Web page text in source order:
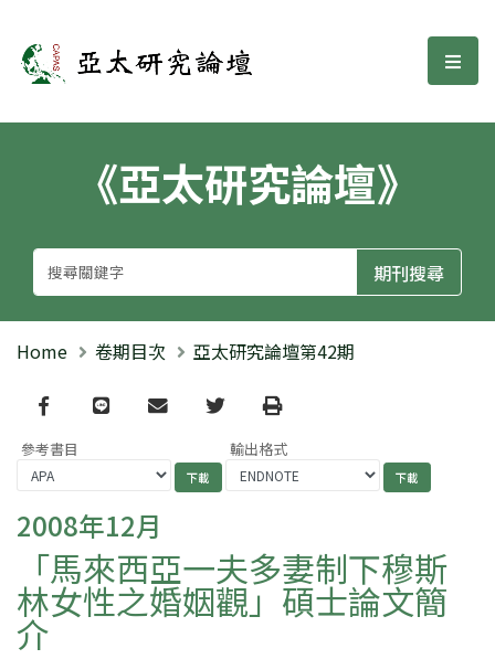
亞太研究論壇 選
《亞太研究論壇》
Home 卷期目次 亞太研究論壇第42期
Facebook
line email TwitterPrint
參考書目 輸出格式
2008年12月
「馬來西亞一夫多妻制下穆斯
林女性之婚姻觀」碩士論文簡
介